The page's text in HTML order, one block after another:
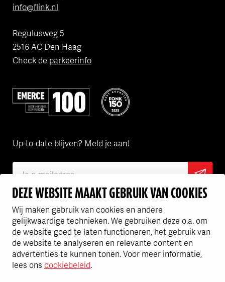
DEZE WEBSITE MAAKT GEBRUIK VAN COOKIES
Wij maken gebruik van cookies en andere
gelijkwaardige technieken. We gebruiken deze o.a. om
de website goed te laten functioneren, het gebruik van
de website te analyseren en relevante content en
advertenties te kunnen tonen. Voor meer informatie,
lees ons cookiebeleid.
info@flink.nl
Regulusweg 5
2516 AC Den Haag
Check de parkeerinfo
Up-to-date blijven? Meld je aan!
Ik ga akkoord met het privacy statement
Volgens Emerce een van de beste bedrijven in e-
Flink is een van de FONK150
Home Nieuws Nieuwe website BoitenLuhrs live
SCHRIJF JE IN VOOR DE
NIEUWSBRIEF